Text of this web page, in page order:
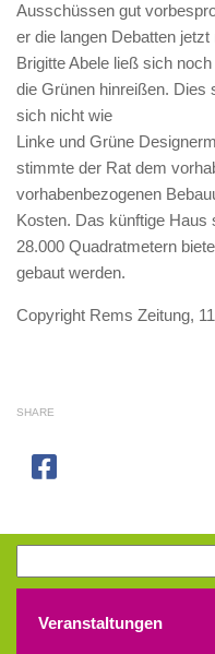
Ausschüssen gut
er die langen Debatten
Brigitte Abele ließ sich
die Grünen hinreißen. Dies
sich nicht wie
Linke und Grüne
stimmte der Rat dem
vorhabenbezogenen
Kosten. Das künftige Haus
28.000 Quadratmetern
gebaut werden.
Copyright Rems Zeitung,
SHARE
Veranstaltungen